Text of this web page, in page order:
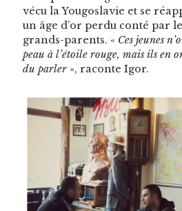
vécu la Yougoslavie et se
un âge d’or per­du con­té par
grands-par­ents. « Ces jeunes
peau à l’étoile rouge, mais ils en
du par­ler », racon­te Igor.